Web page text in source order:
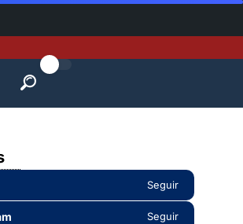
Seguir
Seguir